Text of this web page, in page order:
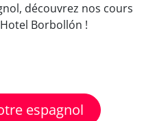
découvrez nos cours
Borbollón !
espagnol